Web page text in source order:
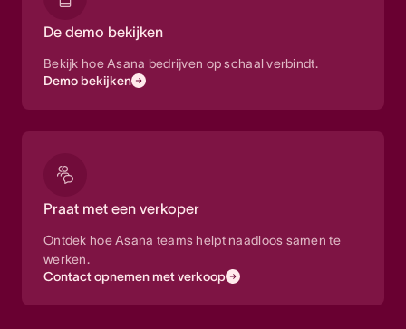
De demo bekijken
Bekijk hoe Asana bedrijven op schaal verbindt.
Demo bekijken
Praat met een verkoper
Ontdek hoe Asana teams helpt naadloos samen te
werken.
Contact opnemen met verkoop